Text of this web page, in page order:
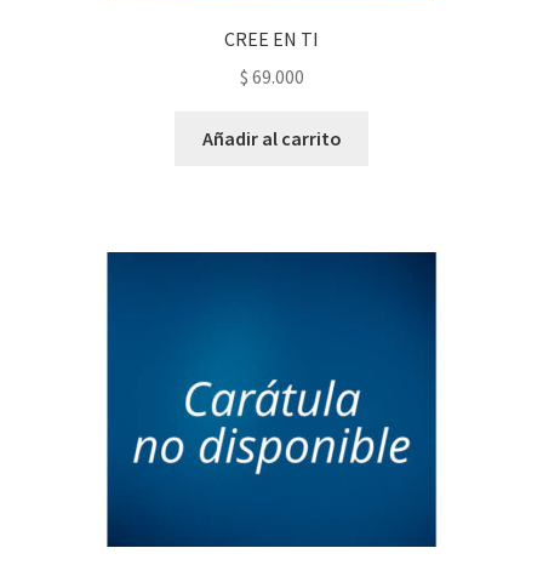
CREE EN TI
$ 69.000
Añadir al carrito